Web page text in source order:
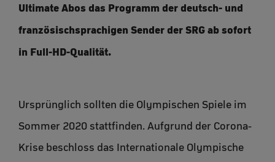
Ultimate Abos das Programm der deutsch- und
französischsprachigen Sender der SRG ab sofort
in Full-HD-Qualität.
Ursprünglich sollten die Olympischen Spiele im
Sommer 2020 stattfinden. Aufgrund der Corona-
Krise beschloss das Internationale Olympische